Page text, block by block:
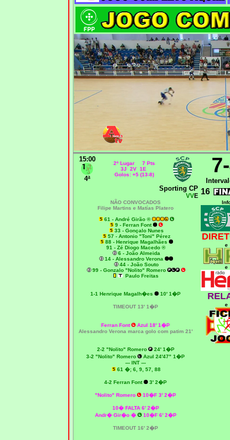
15:00
4ª
2º Lugar 7 Pts
3J 2V 1E
Golos: +5 (13-8)
Sporting CP
VVE 16
NÃO CONVOCADOS
Filipe Martins e Matías Platero
61 - André Girão ®
9 - Ferran Font
33 - Gonçalo Nunes
57 - Antonio "Toni" Pérez
88 - Henrique Magalhães
91 - Zé Diogo Macedo ®
6 - João Almeida
14 - Alessandro Verona
44 - João Souto
99 - Gonzalo "Nolito" Romero
Paulo Freitas
1-1 Henrique Magalh�es 10' 1�P
TIMEOUT 13' 1�P
Ferran Font
Azul 18' 1�P
Alessandro Verona marca golo com patim 21'
2-2 "Nolito" Romero
24' 1�P
3-2 "Nolito" Romero
Azul 24'47" 1�P
--- INT ---
61 �; 6, 9, 57, 88
4-2 Ferran Font 3' 2�P
"Nolito" Romero 10�F 3' 2�P
10� FALTA 6' 2�P
Andr� Gir�o �
10�F 6' 2�P
TIMEOUT 16' 2�P
e
e
e